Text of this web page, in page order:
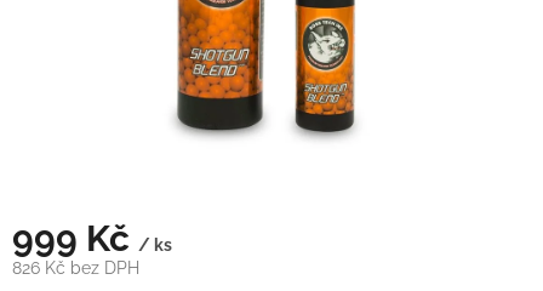
999 Kč / ks
826 Kč bez DPH